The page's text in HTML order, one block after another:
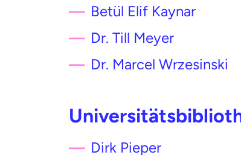
Betül Elif Kaynar
Dr. Till Meyer
Dr. Marcel Wrzesinski
Dirk Pieper